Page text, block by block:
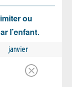
ou
l’enfant.
janvier